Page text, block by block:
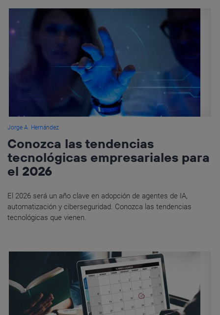
Jorge A. Hernández
Conozca las tendencias
tecnológicas empresariales para
el 2026
El 2026 será un año clave en adopción de agentes de IA,
automatización y ciberseguridad. Conozca las tendencias
tecnológicas que vienen.